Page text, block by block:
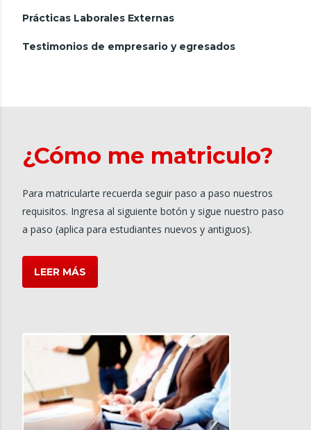
Prácticas Laborales Externas
Testimonios de empresario y egresados
¿Cómo me matriculo?
Para matricularte recuerda seguir paso a paso nuestros
requisitos. Ingresa al siguiente botón y sigue nuestro paso
a paso (aplica para estudiantes nuevos y antiguos).
LEER MÁS